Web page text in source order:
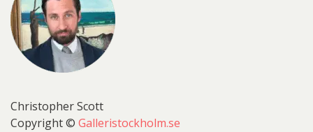
Christopher Scott
Copyright © Galleristockholm.se